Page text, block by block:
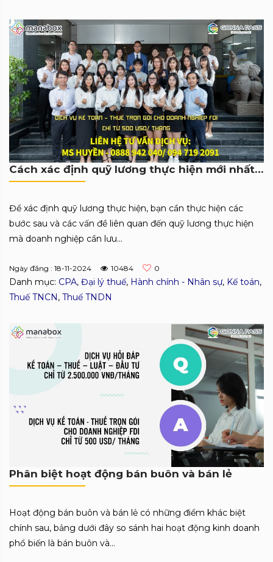
Cách xác định quỹ lương thực hiện mới nhất (Có ví dụ)
Để xác định quỹ lương thực hiện, bạn cần thực hiện các
bước sau và các vấn đề liên quan đến quỹ lương thực hiện
mà doanh nghiệp cần lưu...
Ngày đăng : 18-11-2024 10484 0
Danh mục: CPA, Đại lý thuế, Hành chính - Nhân sự, Kế toán,
Thuế TNCN , Thuế TNDN
Phân biệt hoạt động bán buôn và bán lẻ
Hoạt động bán buôn và bán lẻ có những điểm khác biệt
chính sau, bảng dưới đây so sánh hai hoạt động kinh doanh
phổ biến là bán buôn và...